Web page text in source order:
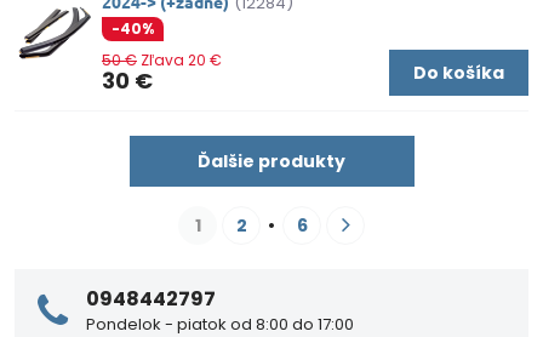
-40%
30 €
50 € Zľava 20 €
Do košíka
Ďalšie produkty
1 2 6
0948442797
Pondelok - piatok od 8:00 do 17:00